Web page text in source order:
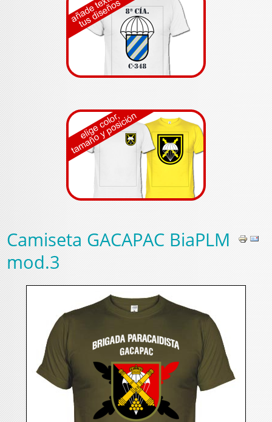
Camiseta GACAPAC BiaPLM
mod.3